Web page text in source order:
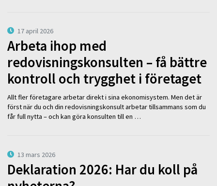
17 april 2026
Arbeta ihop med
redovisningskonsulten – få bättre
kontroll och trygghet i företaget
Allt fler företagare arbetar direkt i sina ekonomisystem. Men det är
först när du och din redovisningskonsult arbetar tillsammans som du
får full nytta – och kan göra konsulten till en …
13 mars 2026
Deklaration 2026: Har du koll på